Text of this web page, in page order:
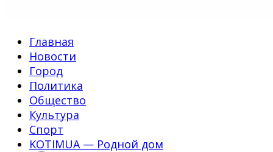
Главная
Новости
Город
Политика
Общество
Культура
Спорт
KOTIMUA — Родной дом